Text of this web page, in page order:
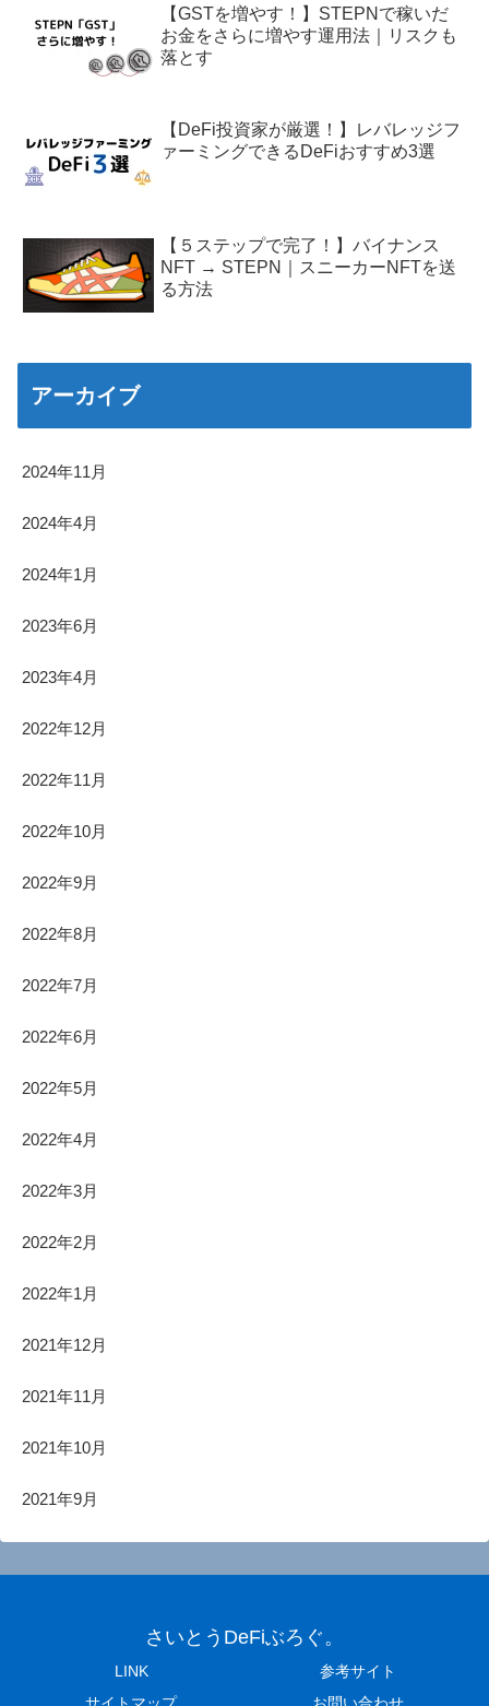
【GSTを増やす！】STEPNで稼いだ
お金をさらに増やす運用法｜リスクも
落とす
【DeFi投資家が厳選！】レバレッジフ
ァーミングできるDeFiおすすめ3選
【５ステップで完了！】バイナンス
NFT → STEPN｜スニーカーNFTを送
る方法
アーカイブ
2024年11月
2024年4月
2024年1月
2023年6月
2023年4月
2022年12月
2022年11月
2022年10月
2022年9月
2022年8月
2022年7月
2022年6月
2022年5月
2022年4月
2022年3月
2022年2月
2022年1月
2021年12月
2021年11月
2021年10月
2021年9月
さいとうDeFiぶろぐ。
LINK
参考サイト